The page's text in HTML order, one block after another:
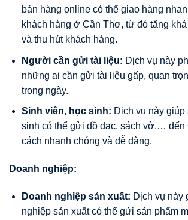
bán hàng online có thể giao hàng
khách hàng ở Cần Thơ, từ đó tăng
và thu hút khách hàng.
Người cần gửi tài liệu: Dịch vụ này
những ai cần gửi tài liệu gấp, quan
trong ngày.
Sinh viên, học sinh: Dịch vụ này
sinh có thể gửi đồ đạc, sách vở,… đến
cách nhanh chóng và dễ dàng.
Doanh nghiệp:
Doanh nghiệp sản xuất: Dịch vụ này
nghiệp sản xuất có thể gửi sản phẩm